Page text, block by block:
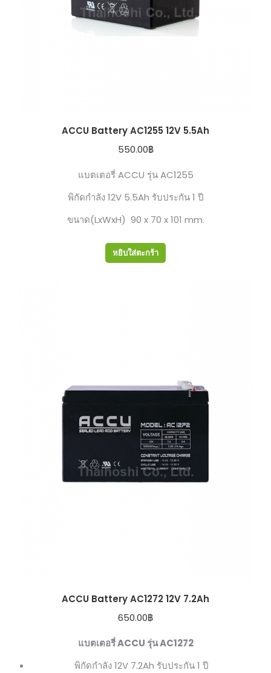
ACCU Battery AC1255 12V 5.5Ah
550.00฿
แบตเตอรี่ ACCU รุ่น AC1255
พิกัดกำลัง 12V 5.5Ah รับประกัน 1 ปี
ขนาด(LxWxH) 90 x 70 x 101 mm.
หยิบใส่ตะกร้า
ACCU Battery AC1272 12V 7.2Ah
650.00฿
แบตเตอรี่ ACCU รุ่น AC1272
พิกัดกำลัง 12V 7.2Ah รับประกัน 1 ปี